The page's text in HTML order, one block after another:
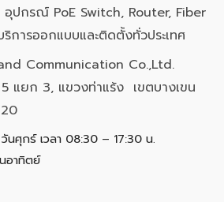
อุปกรณ์ PoE Switch, Router, Fiber
การออกแบบและติดตั้งทั่วประเทศ
Communication Co.,Ltd.
แยก 3, แขวงท่าแร้ง เขตบางเขน
นศุกร์ เวลา 08:30 – 17:30 น.
อาทิตย์